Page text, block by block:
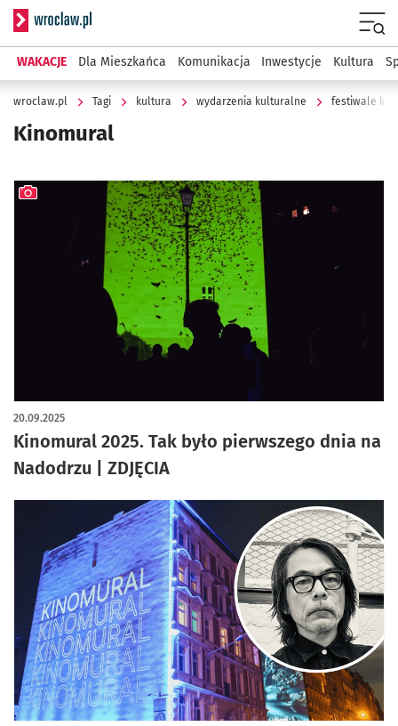
Serwis informacyjny wroclaw.pl
WAKACJE Dla Mieszkańca Komunikacja Inwestycje Kultura
wroclaw.pl Tagi kultura wydarzenia kulturalne festiwale
Kinomural
Kinomural 2025. Tak było pierwszego dnia na
Nadodrzu | ZDJĘCIA
20.09.2025
artykuł z galerią zdjęć